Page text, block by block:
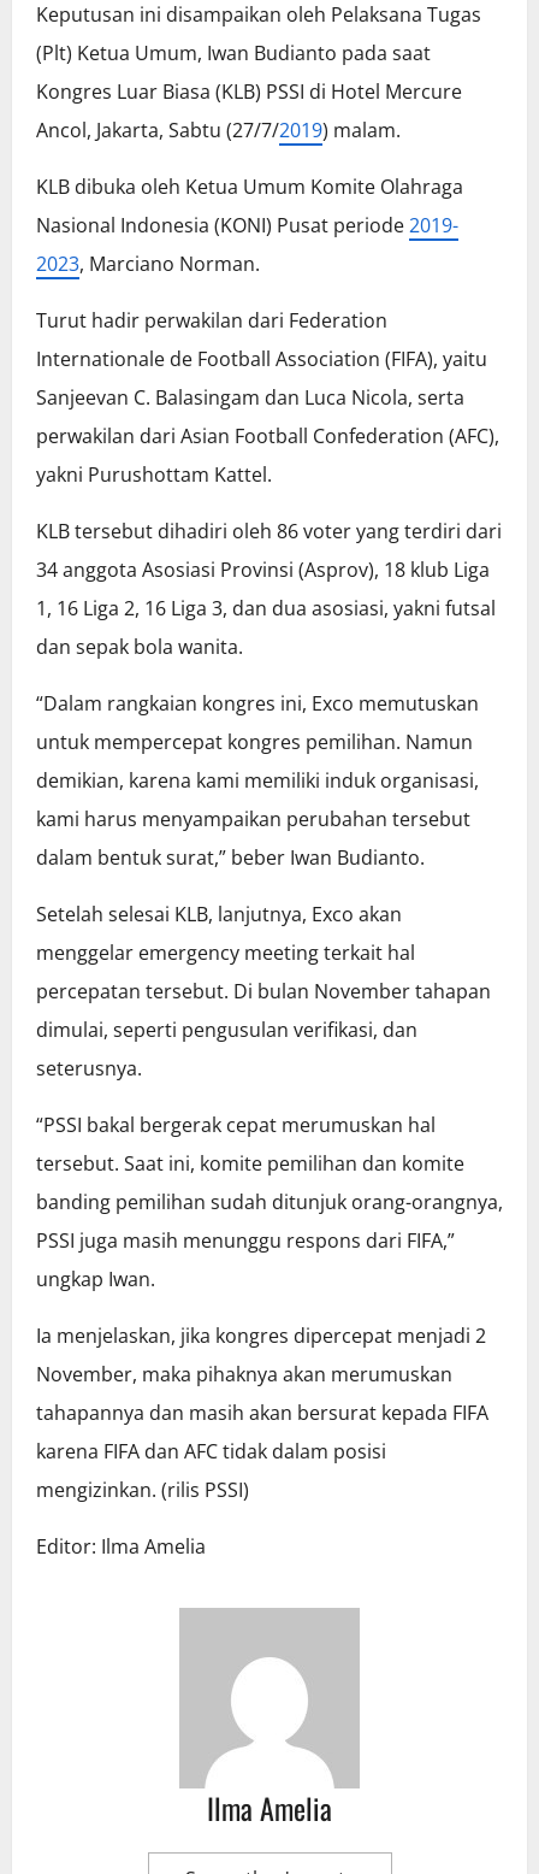
Keputusan ini disampaikan oleh Pelaksana Tugas
(Plt) Ketua Umum, Iwan Budianto pada saat
Kongres Luar Biasa (KLB) PSSI di Hotel Mercure
Ancol, Jakarta, Sabtu (27/7/2019) malam.
KLB dibuka oleh Ketua Umum Komite Olahraga
Nasional Indonesia (KONI) Pusat periode2019-
2023, Marciano Norman.
Turut hadir perwakilan dari Federation
Internationale de Football Association (FIFA), yaitu
Sanjeevan C. Balasingam dan Luca Nicola, serta
perwakilan dari Asian Football Confederation (AFC),
yakni Purushottam Kattel.
KLB tersebut dihadiri oleh 86 voter yang terdiri dari
34 anggota Asosiasi Provinsi (Asprov), 18 klub Liga
1, 16 Liga 2, 16 Liga 3, dan dua asosiasi, yakni futsal
dan sepak bola wanita.
“Dalam rangkaian kongres ini, Exco memutuskan
untuk mempercepat kongres pemilihan. Namun
demikian, karena kami memiliki induk organisasi,
kami harus menyampaikan perubahan tersebut
dalam bentuk surat,” beber Iwan Budianto.
Setelah selesai KLB, lanjutnya, Exco akan
menggelar emergency meeting terkait hal
percepatan tersebut. Di bulan November tahapan
dimulai, seperti pengusulan verifikasi, dan
seterusnya.
“PSSI bakal bergerak cepat merumuskan hal
tersebut. Saat ini, komite pemilihan dan komite
banding pemilihan sudah ditunjuk orang-orangnya,
PSSI juga masih menunggu respons dari FIFA,”
ungkap Iwan.
Ia menjelaskan, jika kongres dipercepat menjadi 2
November, maka pihaknya akan merumuskan
tahapannya dan masih akan bersurat kepada FIFA
karena FIFA dan AFC tidak dalam posisi
mengizinkan. (rilis PSSI)
Editor: Ilma Amelia
Ilma Amelia